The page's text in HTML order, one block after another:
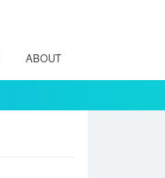
ABOUT